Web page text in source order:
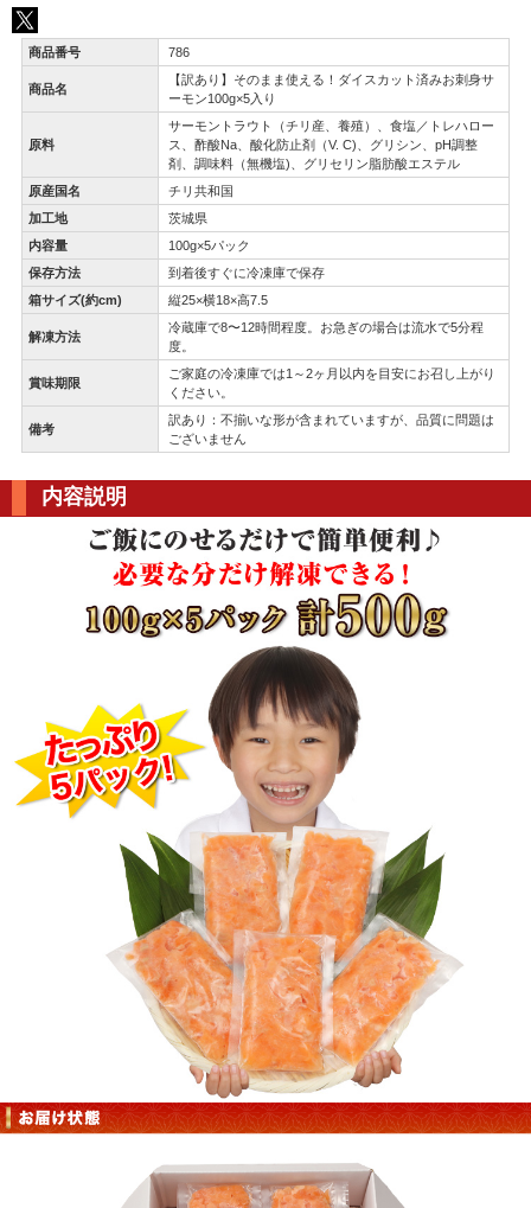
商品番号 786
商品名
【訳あり】そのまま使える！ダイスカット済みお刺身サ
ーモン100g×5入り
原料
サーモントラウト（チリ産、養殖）、食塩／トレハロー
ス、酢酸Na、酸化防止剤（V. C)、グリシン、pH調整
剤、調味料（無機塩)、グリセリン脂肪酸エステル
原産国名
チリ共和国
加工地
茨城県
内容量
100g×5パック
保存方法
到着後すぐに冷凍庫で保存
箱サイズ(約cm)
縦25×横18×高7.5
解凍方法
冷蔵庫で8〜12時間程度。お急ぎの場合は流水で5分程
度。
賞味期限
ご家庭の冷凍庫では1～2ヶ月以内を目安にお召し上がり
ください。
備考
訳あり：不揃いな形が含まれていますが、品質に問題は
ございません
内容説明